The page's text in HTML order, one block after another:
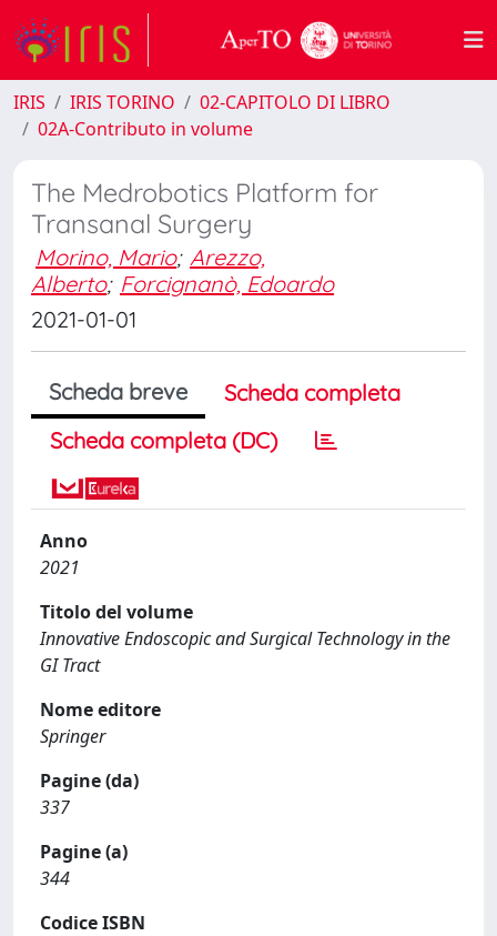
IRIS IRIS TORINO
02-CAPITOLO DI LIBRO
02A-Contributo in volume
The Medrobotics Platform for
Transanal Surgery
Morino, Mario; Arezzo,
Alberto; Forcignanò, Edoardo
2021-01-01
Scheda breve
Scheda completa
Scheda completa (DC)
Anno
2021
Titolo del volume
Innovative Endoscopic and Surgical Technology in the
GI Tract
Nome editore
Springer
Pagine (da)
337
Pagine (a)
344
Codice ISBN